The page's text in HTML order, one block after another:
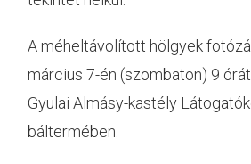
A méheltávolított hölgyek
március 7-én (szombaton) 9
Gyulai Almásy-kastély
báltermében.